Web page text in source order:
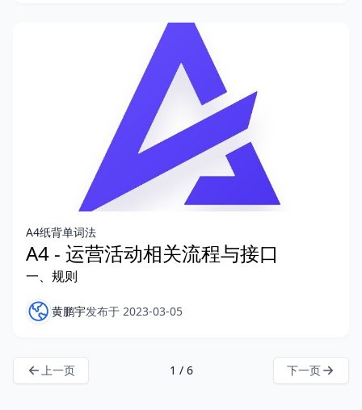
A4纸背单词法
A4 - 运营活动相关流程与接口
一、规则
黄鹏宇发布于 2023-03-05
上一页 1 / 6 下一页